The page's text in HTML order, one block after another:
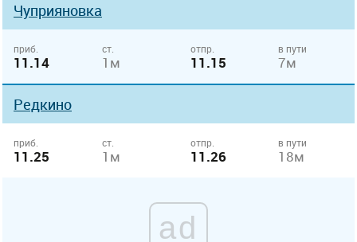
Чуприяновка
приб.
11.14
ст.
1м
отпр.
11.15
в пути
7м
Редкино
приб.
11.25
ст.
1м
отпр.
11.26
в пути
18м
ad